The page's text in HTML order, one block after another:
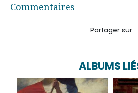
Commentaires
Partager sur
ALBUMS